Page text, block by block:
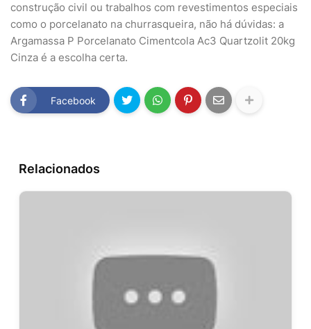
construção civil ou trabalhos com revestimentos especiais
como o porcelanato na churrasqueira, não há dúvidas: a
Argamassa P Porcelanato Cimentcola Ac3 Quartzolit 20kg
Cinza é a escolha certa.
Facebook
Relacionados